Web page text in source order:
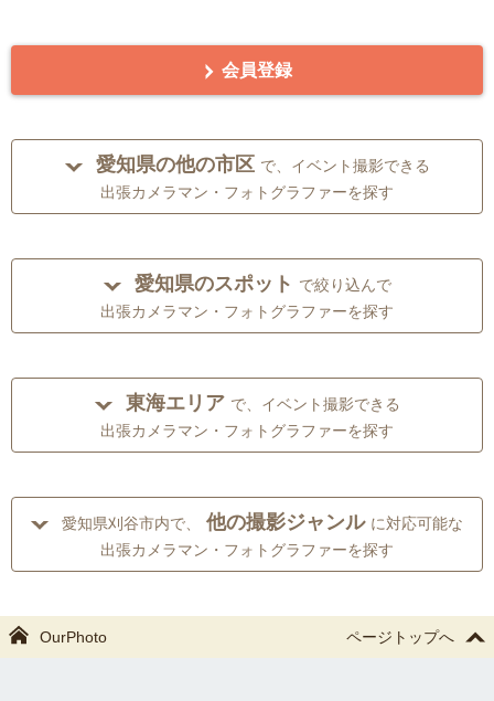
会員登録
愛知県の他の市区 で、イベント撮影できる
出張カメラマン・フォトグラファーを探す
愛知県のスポット で絞り込んで
出張カメラマン・フォトグラファーを探す
東海エリア で、イベント撮影できる
出張カメラマン・フォトグラファーを探す
愛知県刈谷市内で、 他の撮影ジャンル に対応可能な
出張カメラマン・フォトグラファーを探す
OurPhoto ページトップへ